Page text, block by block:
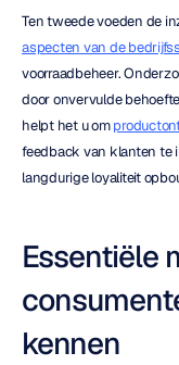
Ten tweede voeden de
aspecten van de
voorraadbeheer.
door onvervulde
helpt het u om
feedback van klanten te
langdurige loyaliteit
Essentiële
kennen